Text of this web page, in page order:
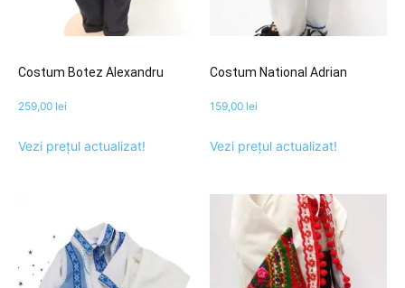
Costum Botez Alexandru
259,00 lei
Vezi prețul actualizat!
Costum National Adrian
159,00 lei
Vezi prețul actualizat!